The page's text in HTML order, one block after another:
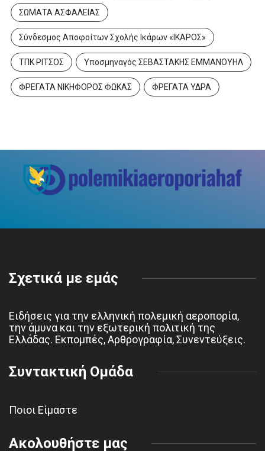
ΣΩΜΑΤΑ ΑΣΦΑΛΕΙΑΣ
Σύνδεσμος Αποφοίτων Σχολής Ικάρων «ΙΚΑΡΟΣ»
ΤΠΚ ΡΙΤΣΟΣ Υποσμηναγός ΣΕΒΑΣΤΑΚΗΣ ΕΜΜΑΝΟΥΗΛ
ΦΡΕΓΑΤΑ ΝΙΚΗΦΟΡΟΣ ΦΩΚΑΣ ΦΡΕΓΑΤΑ ΥΔΡΑ
Σχετικά με εμάς
Ειδήσεις για την ελληνική πολεμική αεροπορία,
την άμυνα και την εξωτερική πολιτική της
Ελλάδας. Εκπομπές, Αρθρογραφία, Συνεντεύξεις.
Συντακτική Ομάδα
Ποιοι Είμαστε
Ακολουθήστε μας